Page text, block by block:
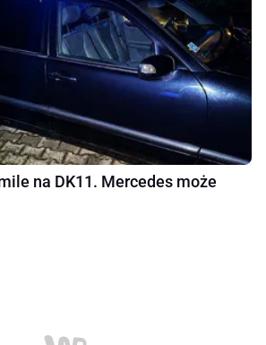
na DK11. Mercedes może